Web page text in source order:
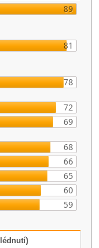
89
81
78
72
69
68
66
65
60
59